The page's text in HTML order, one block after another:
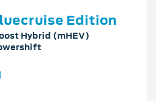
Edition
Hybrid (mHEV)